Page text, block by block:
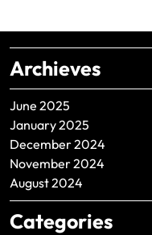
Archieves
June 2025
January 2025
December 2024
November 2024
August 2024
Categories